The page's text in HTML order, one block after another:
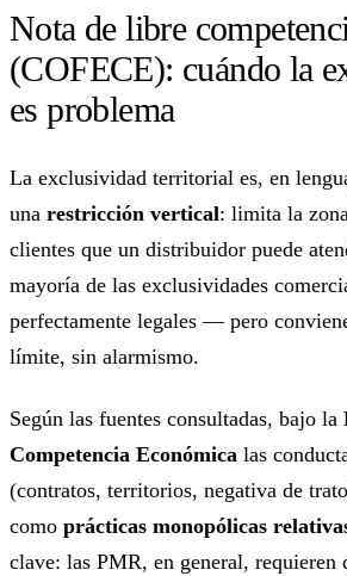
Nota de libre
(COFECE): cuándo la
es problema
La exclusividad territorial es, en
una restricción vertical: limita la
clientes que un distribuidor puede
mayoría de las exclusividades
perfectamente legales — pero
límite, sin alarmismo.
Según las fuentes consultadas, bajo la
Competencia Económica las
(contratos, territorios, negativa de
como prácticas monopólicas
clave: las PMR, en general, requieren